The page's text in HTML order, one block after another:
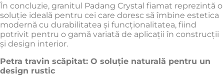
În concluzie, granitul Padang Crystal fiamat reprezintă o
soluție ideală pentru cei care doresc să îmbine estetica
modernă cu durabilitatea și funcționalitatea, fiind
potrivit pentru o gamă variată de aplicații în construcții
și design interior.​
Petra travin scăpitat: O soluție naturală pentru un
design rustic